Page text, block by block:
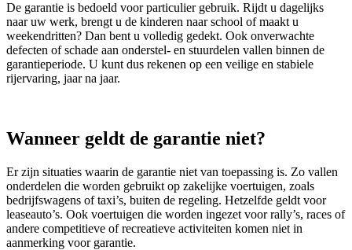
De garantie is bedoeld voor particulier gebruik. Rijdt u dagelijks
naar uw werk, brengt u de kinderen naar school of maakt u
weekendritten? Dan bent u volledig gedekt. Ook onverwachte
defecten of schade aan onderstel- en stuurdelen vallen binnen de
garantieperiode. U kunt dus rekenen op een veilige en stabiele
rijervaring, jaar na jaar.
Wanneer geldt de garantie niet?
Er zijn situaties waarin de garantie niet van toepassing is. Zo vallen
onderdelen die worden gebruikt op zakelijke voertuigen, zoals
bedrijfswagens of taxi’s, buiten de regeling. Hetzelfde geldt voor
leaseauto’s. Ook voertuigen die worden ingezet voor rally’s, races of
andere competitieve of recreatieve activiteiten komen niet in
aanmerking voor garantie.